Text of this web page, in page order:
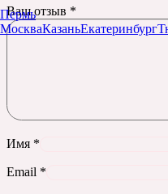
Пермь
МоскваКазаньЕкатеринбург
Ваш отзыв *
Имя *
Email *